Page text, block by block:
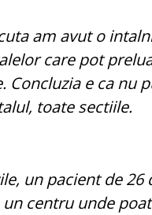
am avut o
care pot
Concluzia e ca nu
toate sectiile.
un pacient de 26
centru unde